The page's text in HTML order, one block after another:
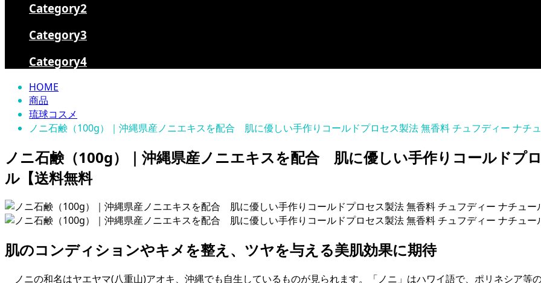
Category2
Category3
Category4
HOME
商品
琉球コスメ
ノニ石鹸（100g）｜沖縄県産ノニエキスを配合 肌に優しい手作りコールドプロセス製法 無香料 チュフディー ナチ
ノニ石鹸（100g）｜沖縄県産ノニエキスを配合 肌に優しい手作りコールドプ
ル【送料無料
肌のコンディションやキメを整え、ツヤを与える美肌効果に期待
ノニの和名はヤエヤマ(八重山)アオキ、沖縄でも自生しているものが見られます。「ノニ」はハワイ語で、ポリネシア等